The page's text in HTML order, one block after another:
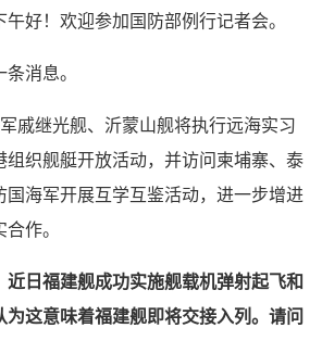
午好！欢迎参加国防部例行记者会。
消息。
戚继光舰、沂蒙山舰将执行远海实习
组织舰艇开放活动，并访问柬埔寨、泰
国海军开展互学互鉴活动，进一步增进
作。
近日福建舰成功实施舰载机弹射起飞和
为这意味着福建舰即将交接入列。请问